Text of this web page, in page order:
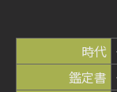
時代
鑑定書